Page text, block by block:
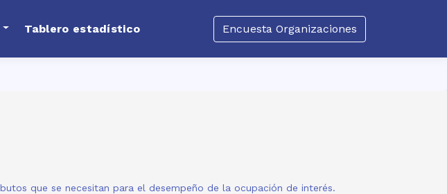
Tablero estadístico Encuesta Organizaciones
que se necesitan para el desempeño de la ocupación de interés.